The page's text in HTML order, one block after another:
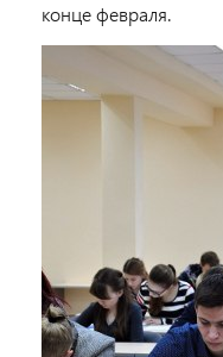
конце февраля.